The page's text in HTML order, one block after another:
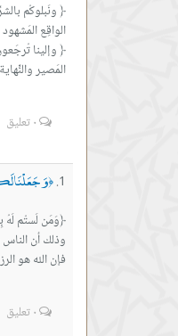
المَصير
٠تعليق
﴿وَجَعَلْنَا
فإن الله هو
٠تعليق